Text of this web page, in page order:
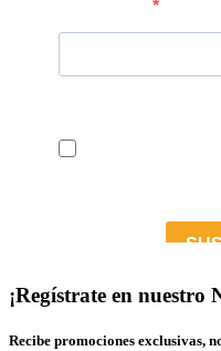
¡Regístrate en nuestro
Recibe promociones exclusivas,